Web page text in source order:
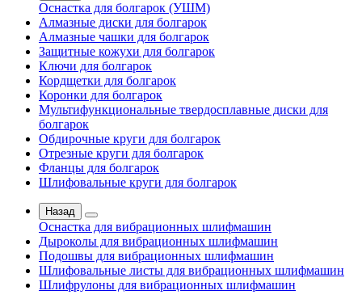
Оснастка для болгарок (УШМ)
Алмазные диски для болгарок
Алмазные чашки для болгарок
Защитные кожухи для болгарок
Ключи для болгарок
Кордщетки для болгарок
Коронки для болгарок
Мультифункциональные твердосплавные диски для
болгарок
Обдирочные круги для болгарок
Отрезные круги для болгарок
Фланцы для болгарок
Шлифовальные круги для болгарок
Назад
Оснастка для вибрационных шлифмашин
Дыроколы для вибрационных шлифмашин
Подошвы для вибрационных шлифмашин
Шлифовальные листы для вибрационных шлифмашин
Шлифрулоны для вибрационных шлифмашин